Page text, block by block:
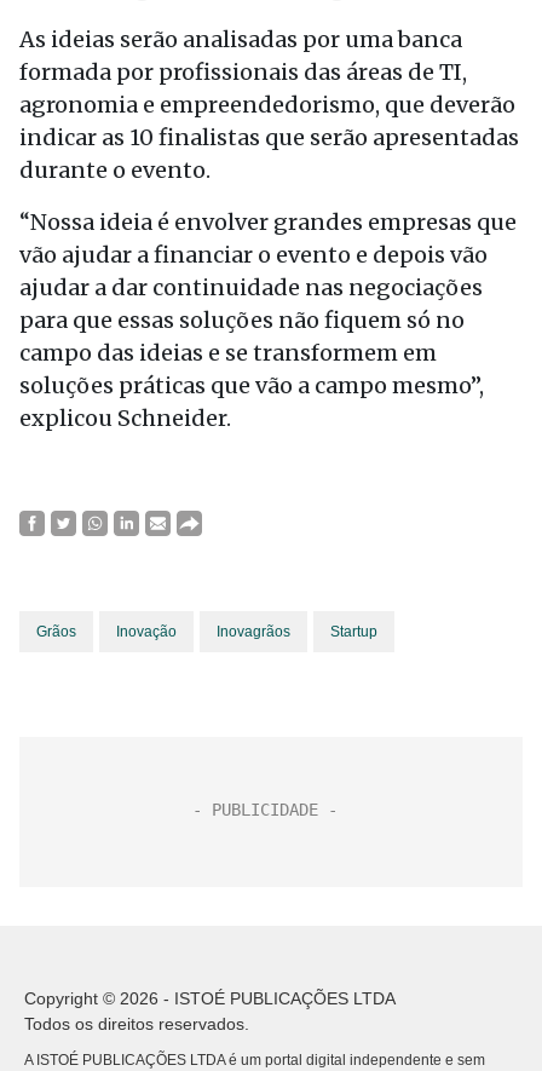
As ideias serão analisadas por uma banca
formada por profissionais das áreas de TI,
agronomia e empreendedorismo, que deverão
indicar as 10 finalistas que serão apresentadas
durante o evento.
“Nossa ideia é envolver grandes empresas que
vão ajudar a financiar o evento e depois vão
ajudar a dar continuidade nas negociações
para que essas soluções não fiquem só no
campo das ideias e se transformem em
soluções práticas que vão a campo mesmo”,
explicou Schneider.
Grãos Inovação Inovagrãos Startup
Copyright © 2026 - ISTOÉ PUBLICAÇÕES LTDA
Todos os direitos reservados.
A ISTOÉ PUBLICAÇÕES LTDA é um portal digital independente e sem